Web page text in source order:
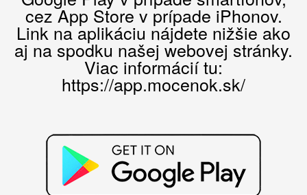
cez App Store v prípade iPhonov.
Link na aplikáciu nájdete nižšie ako
aj na spodku našej webovej stránky.
Viac informácií tu:
https://app.mocenok.sk/